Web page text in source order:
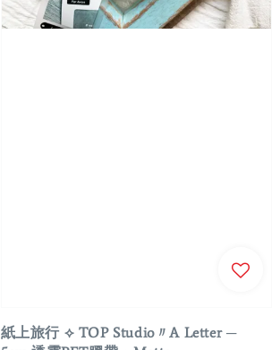
紙上旅行 ⟡ TOP Studio〃A Letter ─